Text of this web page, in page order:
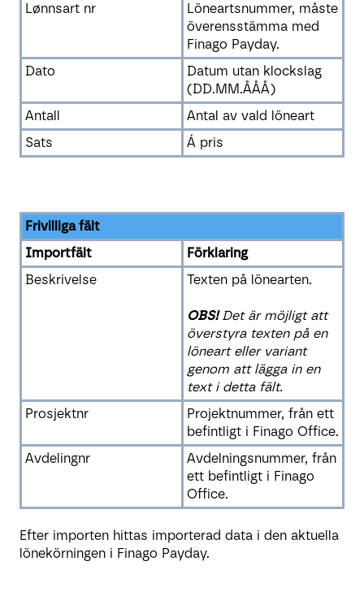
Lønnsart nr
Löneartsnummer, måste
överensstämma med
Finago Payday.
Dato
Datum utan klockslag
(DD.MM.ÅÅÅ)
Antall
Antal av vald löneart
Sats
Á pris
Frivilliga fält
Importfält
Förklaring
Beskrivelse
Texten på lönearten.
OBS!Det är möjligt att
överstyra texten på en
löneart eller variant
genom att lägga in en
text i detta fält.
Prosjektnr
Projektnummer, från ett
befintligt i Finago Office.
Avdelingnr
Avdelningsnummer, från
ett befintligt i Finago
Office.
Efter importen hittas importerad data i den aktuella
lönekörningen i Finago Payday.